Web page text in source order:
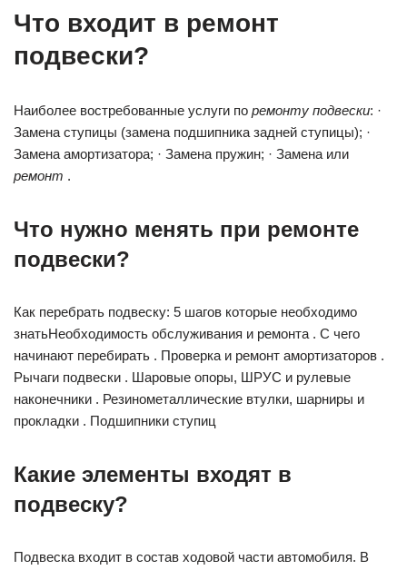
Что входит в ремонт
подвески?
Наиболее востребованные услуги по ремонту подвески: ·
Замена ступицы (замена подшипника задней ступицы); ·
Замена амортизатора; · Замена пружин; · Замена или
ремонт .
Что нужно менять при ремонте
подвески?
Как перебрать подвеску: 5 шагов которые необходимо
знатьНеобходимость обслуживания и ремонта . С чего
начинают перебирать . Проверка и ремонт амортизаторов .
Рычаги подвески . Шаровые опоры, ШРУС и рулевые
наконечники . Резинометаллические втулки, шарниры и
прокладки . Подшипники ступиц
Какие элементы входят в
подвеску?
Подвеска входит в состав ходовой части автомобиля. В